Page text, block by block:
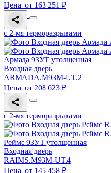
Цена: от 163 251 ₽
с 2-мя терморазрывами
Армада 93УТ утолщенная
Входная дверь
ARMADA.M93M-UT.2
Цена: от 208 623 ₽
с 2-мя терморазрывами
Реймс 93УТ утолщенная
Входная дверь
RAIMS.M93M-UT.4
Цена: от 145 458 ₽